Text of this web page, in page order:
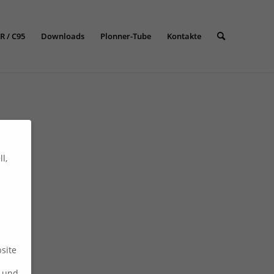
/ C95 Downloads Plonner-Tube Kontakte